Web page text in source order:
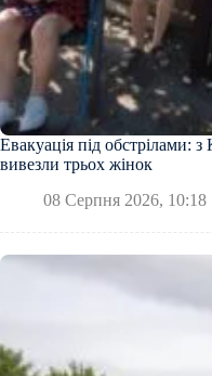
Евакуація під обстрілами:
вивезли трьох жінок
08 Серпня 2026, 10:18